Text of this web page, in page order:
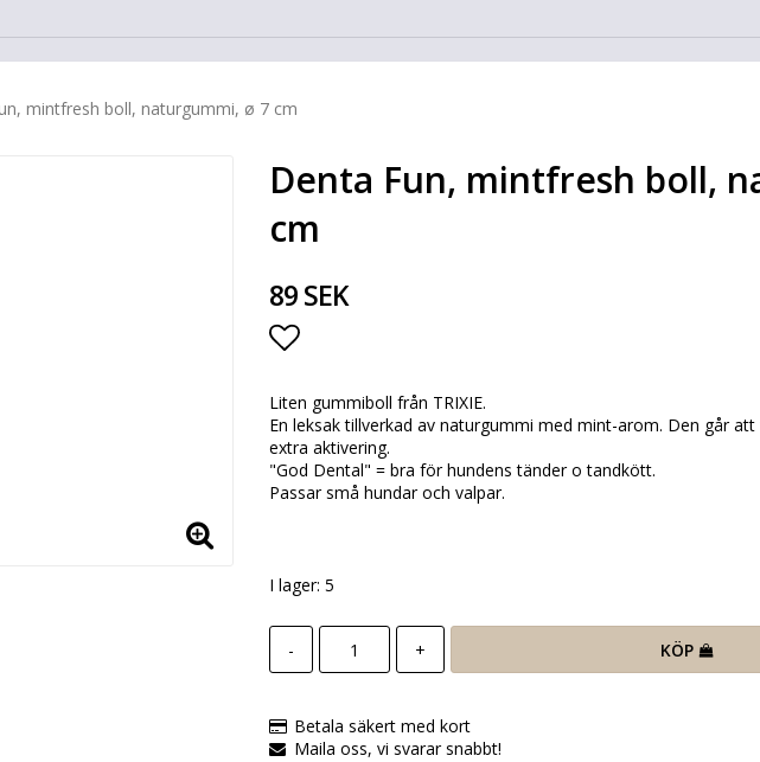
mintfresh boll, naturgummi, ø 7 cm
Denta Fun, mintfresh boll,
cm
89 SEK
Lägg till i favoritlistan
Liten gummiboll från TRIXIE.
En leksak tillverkad av naturgummi med mint-arom. Den går
extra aktivering.
"God Dental" = bra för hundens tänder o tandkött.
Passar små hundar och valpar.
I lager: 5
- + KÖP
Betala säkert med kort
Maila oss, vi svarar snabbt!